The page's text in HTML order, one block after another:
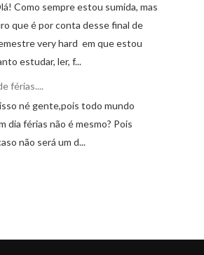
Como sempre estou sumida, mas
que é por conta desse final de
very hard em que estou
estudar, ler, f...
férias....
todo mundo
dia férias não é mesmo? Pois
não será um d...